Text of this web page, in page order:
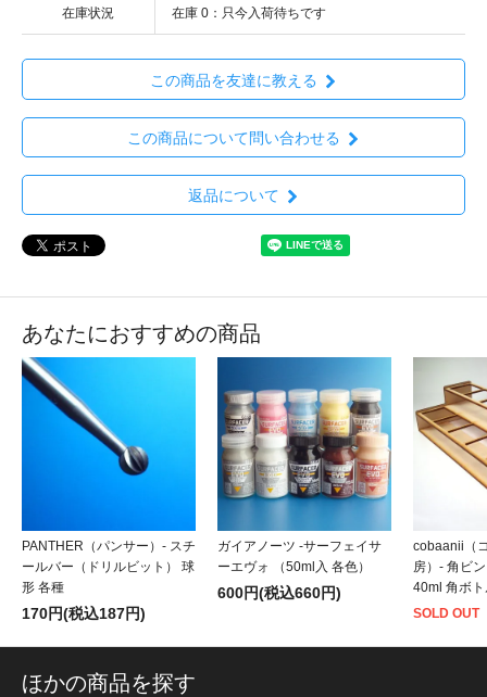
在庫状況 在庫 0：只今入荷待ちです
この商品を友達に教える
この商品について問い合わせる
返品について
あなたにおすすめの商品
PANTHER（パンサー）- スチ
ールバー（ドリルビット） 球
形 各種
170円(税込187円)
ガイアノーツ -サーフェイサ
ーエヴォ （50ml入 各色）
600円(税込660円)
cobaanii（
房）- 角ビ
40ml 角ボ
SOLD OUT
ほかの商品を探す